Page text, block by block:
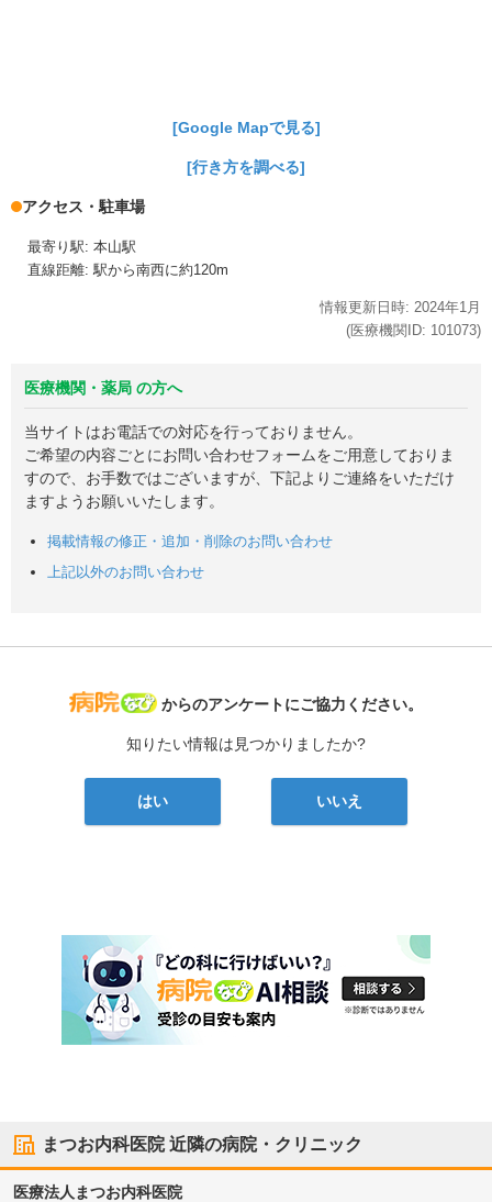
[Google Mapで見る]
[行き方を調べる]
アクセス・駐車場
最寄り駅: 本山駅
直線距離: 駅から南西に約120m
情報更新日時: 2024年1月
(医療機関ID: 101073)
医療機関・薬局 の方へ
当サイトはお電話での対応を行っておりません。
ご希望の内容ごとにお問い合わせフォームをご用意しておりま
すので、お手数ではございますが、下記よりご連絡をいただけ
ますようお願いいたします。
掲載情報の修正・追加・削除のお問い合わせ
上記以外のお問い合わせ
病院なび
からのアンケートにご協力ください。
知りたい情報は見つかりましたか?
はい いいえ
まつお内科医院近隣の病院・クリニック
医療法人まつお内科医院